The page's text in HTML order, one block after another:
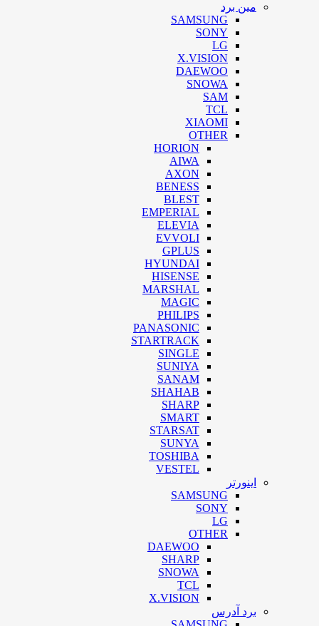
مین برد
SAMSUNG
SONY
LG
X.VISION
DAEWOO
SNOWA
SAM
TCL
XIAOMI
OTHER
HORION
AIWA
AXON
BENESS
BLEST
EMPERIAL
ELEVIA
EVVOLI
GPLUS
HYUNDAI
HISENSE
MARSHAL
MAGIC
PHILIPS
PANASONIC
STARTRACK
SINGLE
SUNIYA
SANAM
SHAHAB
SHARP
SMART
STARSAT
SUNYA
TOSHIBA
VESTEL
اینورتر
SAMSUNG
SONY
LG
OTHER
DAEWOO
SHARP
SNOWA
TCL
X.VISION
برد آدرس